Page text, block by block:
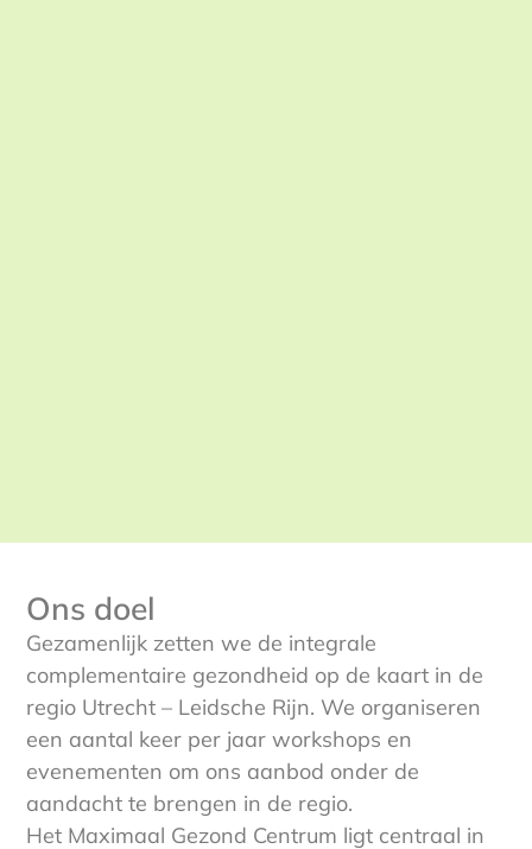
Ons doel
Gezamenlijk zetten we de integrale
complementaire gezondheid op de kaart in de
regio Utrecht – Leidsche Rijn. We organiseren
een aantal keer per jaar workshops en
evenementen om ons aanbod onder de
aandacht te brengen in de regio.
Het Maximaal Gezond Centrum ligt centraal in